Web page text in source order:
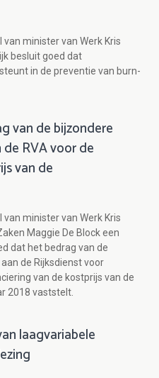
minister van Werk Kris
besluit goed dat
in de preventie van burn-
van de bijzondere
RVA voor de
van de
minister van Werk Kris
Maggie De Block een
dat het bedrag van de
de Rijksdienst voor
van de kostprijs van de
2018 vaststelt.
laagvariabele